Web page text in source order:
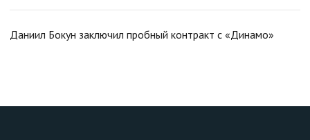
Даниил Бокун заключил пробный контракт с «Динамо»